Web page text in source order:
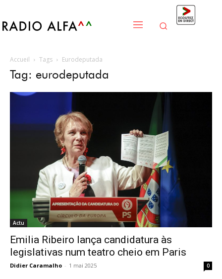
Accueil Tags Eurodeputada
Tag: eurodeputada
Actu
Emilia Ribeiro lança candidatura às
legislativas num teatro cheio em Paris
Didier Caramalho - 1 mai 2025 0